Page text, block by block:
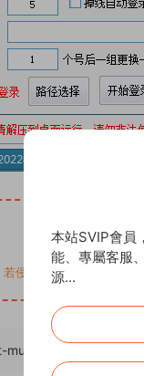
侵犯了您的權益，請
threaded-batch-
本站SVIP會員
能、專屬客服
源...